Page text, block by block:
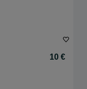
10 €